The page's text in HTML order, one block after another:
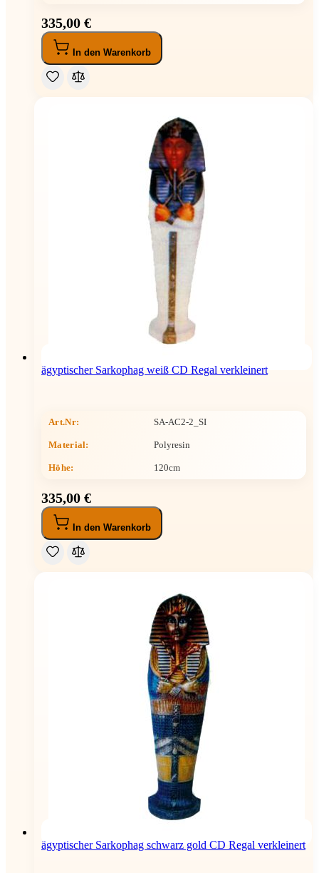
335,00 €
In den Warenkorb
ägyptischer Sarkophag weiß CD Regal verkleinert
Art.Nr: SA-AC2-2_SI
Material: Polyresin
Höhe: 120cm
335,00 €
In den Warenkorb
ägyptischer Sarkophag schwarz gold CD Regal verkleinert